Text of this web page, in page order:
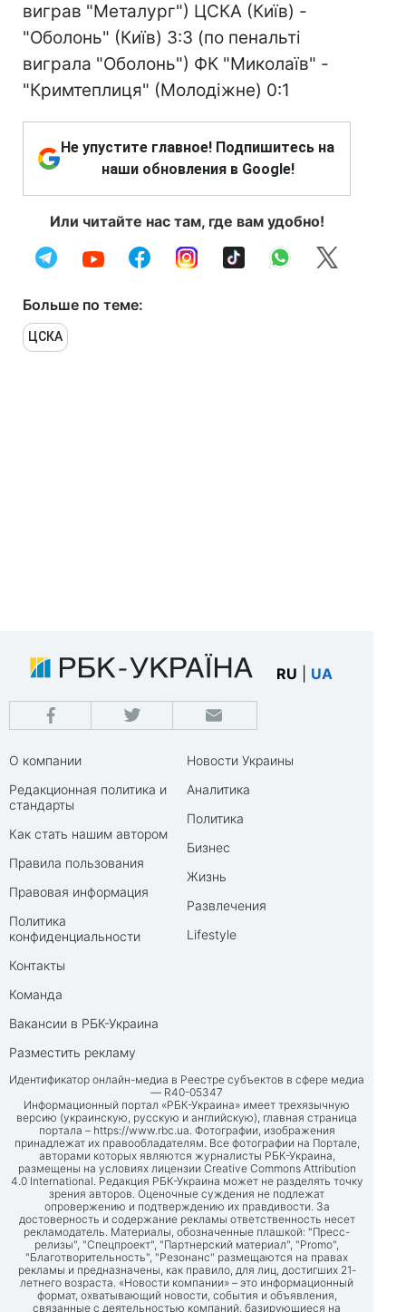
виграв "Металург") ЦСКА (Київ) -
"Оболонь" (Київ) 3:3 (по пенальті
виграла "Оболонь") ФК "Миколаїв" -
"Кримтеплиця" (Молодіжне) 0:1
Не упустите главное! Подпишитесь на
наши обновления в Google!
Или читайте нас там, где вам удобно!
Больше по теме:
ЦСКА
RU UA
О компании
Редакционная политика и
стандарты
Как стать нашим автором
Правила пользования
Правовая информация
Политика
конфиденциальности
Контакты
Команда
Вакансии в РБК-Украина
Разместить рекламу
Новости Украины
Аналитика
Политика
Бизнес
Жизнь
Развлечения
Lifestyle
Идентификатор онлайн-медиа в Реестре субъектов в сфере медиа
— R40-05347
Информационный портал «РБК-Украина» имеет трехязычную
версию (украинскую, русскую и английскую), главная страница
портала – https://www.rbc.ua. Фотографии, изображения
принадлежат их правообладателям. Все фотографии на Портале,
авторами которых являются журналисты РБК-Украина,
размещены на условиях лицензии Creative Commons Attribution
4.0 International. Редакция РБК-Украина может не разделять точку
зрения авторов. Оценочные суждения не подлежат
опровержению и подтверждению их правдивости. За
достоверность и содержание рекламы ответственность несет
рекламодатель. Материалы, обозначенные плашкой: "Пресс-
релизы", "Спецпроект", "Партнерский материал", "Promo",
"Благотворительность", "Резонанс" размещаются на правах
рекламы и предназначены, как правило, для лиц, достигших 21-
летнего возраста. «Новости компании» – это информационный
формат, охватывающий новости, события и объявления,
связанные с деятельностью компаний, базирующиеся на